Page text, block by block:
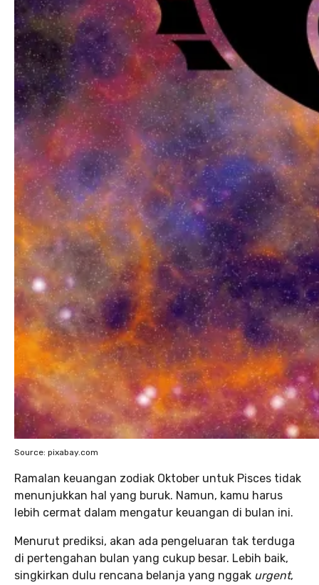
Source: pixabay.com
Ramalan keuangan zodiak Oktober untuk Pisces tidak
menunjukkan hal yang buruk. Namun, kamu harus
lebih cermat dalam mengatur keuangan di bulan ini.
Menurut prediksi, akan ada pengeluaran tak terduga
di pertengahan bulan yang cukup besar. Lebih baik,
singkirkan dulu rencana belanja yang nggak urgent,